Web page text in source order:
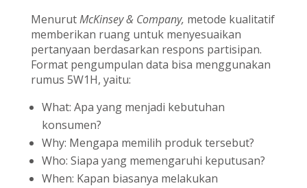
MenurutMcKinsey & Company, metode kualitatif
memberikan ruang untuk menyesuaikan
pertanyaan berdasarkan respons partisipan.
Format pengumpulan data bisa menggunakan
rumus 5W1H, yaitu:
What: Apa yang menjadi kebutuhan
konsumen?
Why: Mengapa memilih produk tersebut?
Who: Siapa yang memengaruhi keputusan?
When: Kapan biasanya melakukan